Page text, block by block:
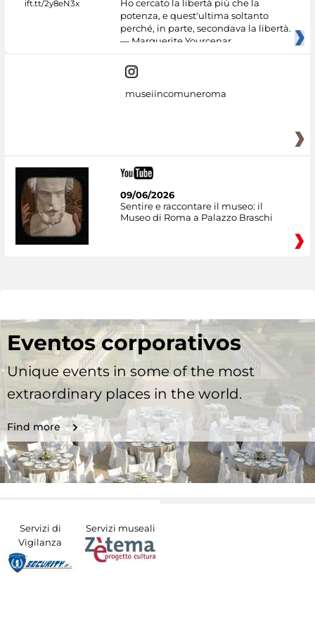
Ho cercato la libertà più che la
potenza, e quest'ultima soltanto
perché, in parte, secondava la libertà.
— Marguerite Yourcenar
museiincomuneroma
09/06/2026
Sentire e raccontare il museo: il
Museo di Roma a Palazzo Braschi
Eventos corporativos
Unique events in some of the most
extraordinary places in the world.
Find more
Servizi di
Vigilanza
Servizi museali